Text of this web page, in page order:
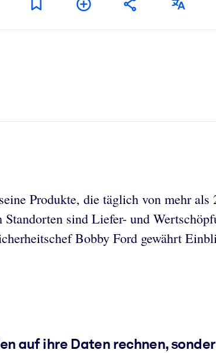
Produkte, die täglich von mehr
sind Liefer- und
Bobby Ford gewährt
auf ihre Daten rechnen,